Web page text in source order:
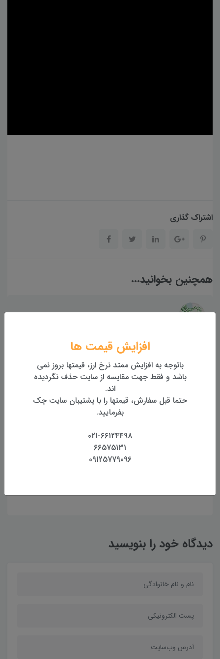
اشتراک گذاری
همچنین بخوانید...
آموزش نحوه بررسی فعال یا غیر فعال بودن سامانه شمیم
جعبه گشایی متر لیزری لایکا Leica D510 پک
معرفی متر لیزری سندوی SNDWAY SW-E60
دیدگاه خود را بنویسید
افزایش قیمت ها
باتوجه به افزایش ممتد نرخ ارز، قیمتها بروز نمی
باشد و فقط جهت مقایسه از سایت حذف نگردیده
اند.
حتما قبل سفارش، قیمتها را با پشتیبان سایت چک
بفرمایید.
021-66124498
66575131
09125779096